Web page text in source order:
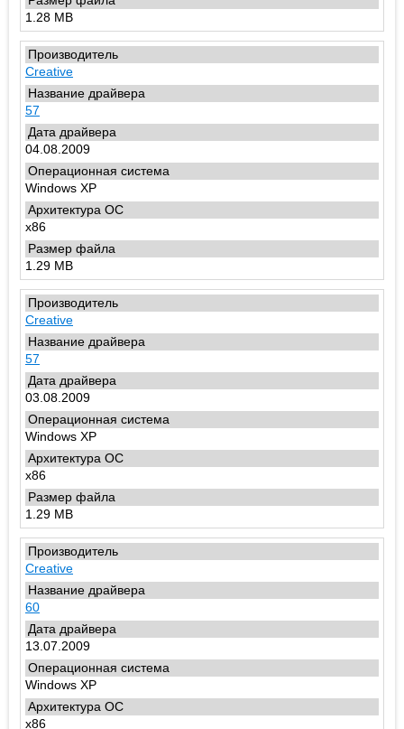
1.28 MB
Creative
57
04.08.2009
Windows XP
x86
1.29 MB
Creative
57
03.08.2009
Windows XP
x86
1.29 MB
Creative
60
13.07.2009
Windows XP
x86